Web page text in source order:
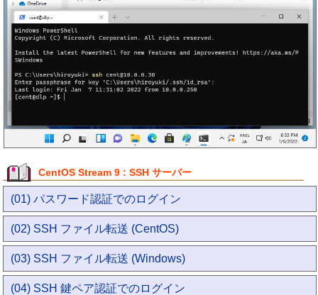
CentOS Stream 9 : SSH サーバー
(01) パスワード認証でのログイン
(02) SSH ファイル転送 (CentOS)
(03) SSH ファイル転送 (Windows)
(04) SSH 鍵ペア認証でのログイン